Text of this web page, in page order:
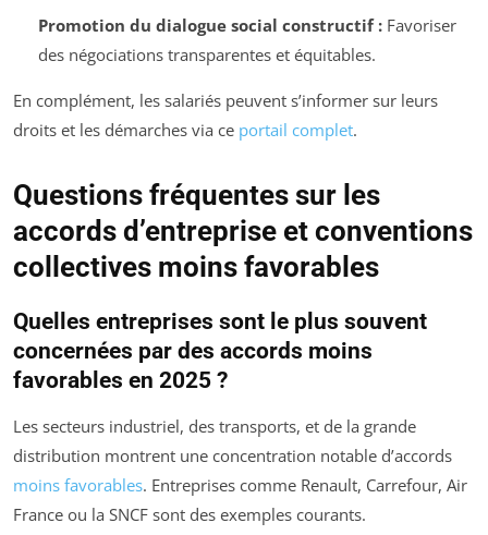
Promotion du dialogue social constructif :Favoriser
des négociations transparentes et équitables.
En complément, les salariés peuvent s’informer sur leurs
droits et les démarches via ce portail complet.
Questions fréquentes sur les
accords d’entreprise et conventions
collectives moins favorables
Quelles entreprises sont le plus souvent
concernées par des accords moins
favorables en 2025 ?
Les secteurs industriel, des transports, et de la grande
distribution montrent une concentration notable d’accords
moins favorables. Entreprises comme Renault, Carrefour, Air
France ou la SNCF sont des exemples courants.